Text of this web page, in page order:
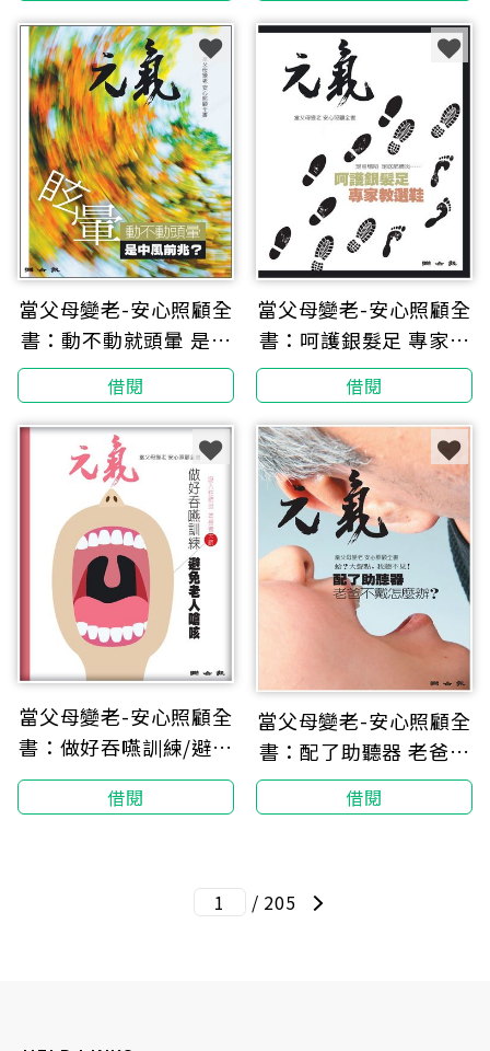
當父母變老-安心照顧全
書：動不動就頭暈 是中
風前兆？
借閱
當父母變老-安心照顧全
書：呵護銀髮足 專家教
選鞋
借閱
當父母變老-安心照顧全
書：做好吞嚥訓練/避免
老人嗆咳
借閱
當父母變老-安心照顧全
書：配了助聽器 老爸不
戴怎麼辦？
借閱
/ 205